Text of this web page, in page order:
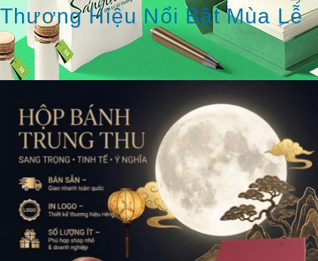
Giản
Trở
Thành
Điểm
Biệt”
Thương Hiệu Nổi Bật Mùa Lễ